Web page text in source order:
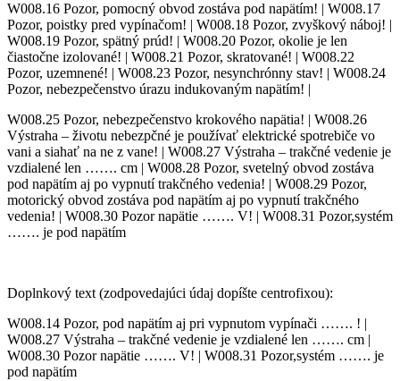
W008.16 Pozor, pomocný obvod zostáva pod napätím! | W008.17
Pozor, poistky pred vypínačom! | W008.18 Pozor, zvyškový náboj! |
W008.19 Pozor, spätný prúd! | W008.20 Pozor, okolie je len
čiastočne izolované! | W008.21 Pozor, skratované! | W008.22
Pozor, uzemnené! | W008.23 Pozor, nesynchrónny stav! | W008.24
Pozor, nebezpečenstvo úrazu indukovaným napätím! |
W008.25 Pozor, nebezpečenstvo krokového napätia! | W008.26
Výstraha – životu nebezpčné je používať elektrické spotrebiče vo
vani a siahať na ne z vane! | W008.27 Výstraha – trakčné vedenie je
vzdialené len ……. cm | W008.28 Pozor, svetelný obvod zostáva
pod napätím aj po vypnutí trakčného vedenia! | W008.29 Pozor,
motorický obvod zostáva pod napätím aj po vypnutí trakčného
vedenia! | W008.30 Pozor napätie ……. V! | W008.31 Pozor,systém
……. je pod napätím
Doplnkový text (zodpovedajúci údaj dopíšte centrofixou):
W008.14 Pozor, pod napätím aj pri vypnutom vypínači ……. ! |
W008.27 Výstraha – trakčné vedenie je vzdialené len ……. cm |
W008.30 Pozor napätie ……. V! | W008.31 Pozor,systém ……. je
pod napätím